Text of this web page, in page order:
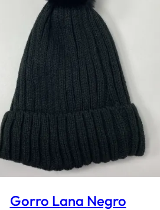
Gorro Lana Negro